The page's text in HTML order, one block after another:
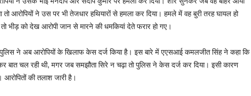
आरोपियों ने उस पर भी तेजधार हथियारों से हमला कर दिया। हमले में वह बुरी तरह घायल हो
भीड़ को देख आरोपी जान से मारने की धमकियां देते फरार हो गए।
पुलिस ने अब आरोपियों के खिलाफ केस दर्ज किया है। इस बारे में एएसआई कमलजीत सिंह ने कहा कि
बात चल रही थी, मगर जब समझौता सिरे न चढ़ा तो पुलिस ने केस दर्ज कर दिया। इसी कारण
की तलाश जारी है।